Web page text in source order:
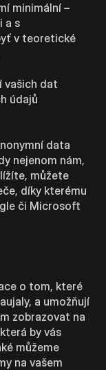
minimální –
a s
v teoretické
vašich dat
údajů
data
nejenom nám,
můžete
díky kterému
či Microsoft
o tom, které
a umožňují
zobrazovat na
by vás
můžeme
na vašem